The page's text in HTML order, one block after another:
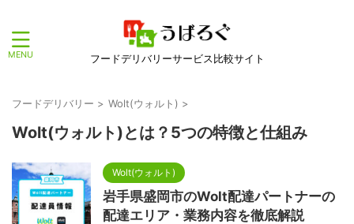
フードデリバリーサービス比較サイト
フードデリバリー > Wolt(ウォルト) >
Wolt(ウォルト)とは？5つの特徴と仕組み
Wolt(ウォルト)
岩手県盛岡市のWolt配達パートナーの
配達エリア・業務内容を徹底解説